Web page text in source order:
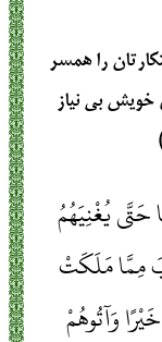
را همسر
خويش بى ‏نياز
يُغْنِيَهُمُ
مِمَّا مَلَكَتْ
وَآتُوهُمْ